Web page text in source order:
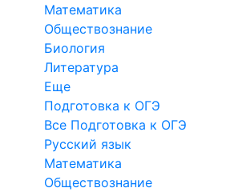
Математика
Обществознание
Биология
Литература
Еще
Подготовка к ОГЭ
Все Подготовка к ОГЭ
Русский язык
Математика
Обществознание